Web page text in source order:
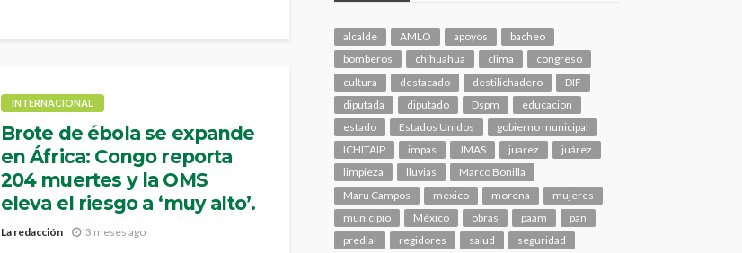
INTERNACIONAL
Brote de ébola se expande
en África: Congo reporta
204 muertes y la OMS
eleva el riesgo a ‘muy alto’.
La redacción 3 meses ago
alcalde AMLO apoyos
bacheo
bomberos
chihuahua clima
congreso
cultura
destacado destilichadero
DIF
diputada
diputado Dspm
educacion
estado
Estados Unidos
gobierno municipal
ICHITAIP
impas JMAS juarez
juárez
limpieza
lluvias
Marco Bonilla
Maru Campos
mexico morena
mujeres
municipio
México obras paam
pan
predial
regidores salud
seguridad